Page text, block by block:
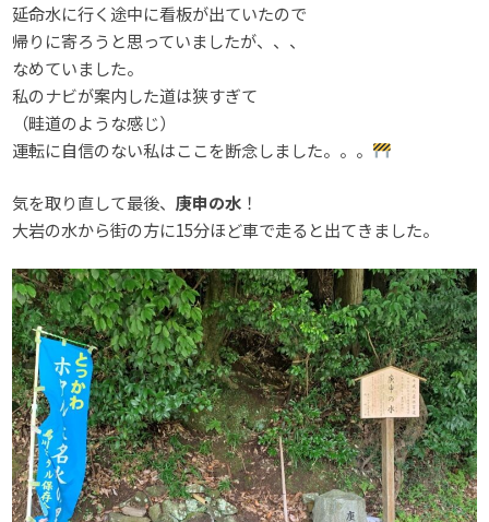
延命水に行く途中に看板が出ていたので
帰りに寄ろうと思っていましたが、、、
なめていました。
私のナビが案内した道は狭すぎて
（畦道のような感じ）
運転に自信のない私はここを断念しました。。。
気を取り直して最後、庚申の水 ！
大岩の水から街の方に15分ほど車で走ると出てきました。